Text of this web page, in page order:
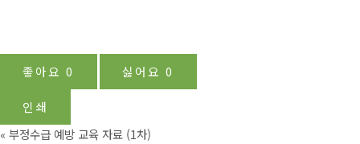
좋아요 0 싫어요 0
인쇄
« 부정수급 예방 교육 자료 (1차)